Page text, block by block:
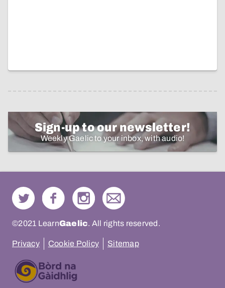
Sign-up to our newsletter!
Weekly Gaelic to your inbox, with audio!
©2021 LearnGaelic. All rights reserved.
Privacy Cookie Policy Sitemap